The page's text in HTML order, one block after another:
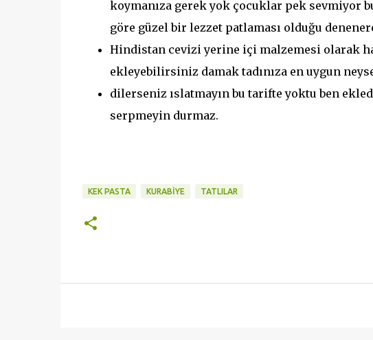
koymanıza gerek yok çocuklar pek sevmiyor
göre güzel bir lezzet patlaması olduğu
Hindistan cevizi yerine içi malzemesi olarak
ekleyebilirsiniz damak tadınıza en uygun
dilerseniz ıslatmayın bu tarifte yoktu ben
serpmeyin durmaz.
KEK PASTA KURABİYE TATLILAR